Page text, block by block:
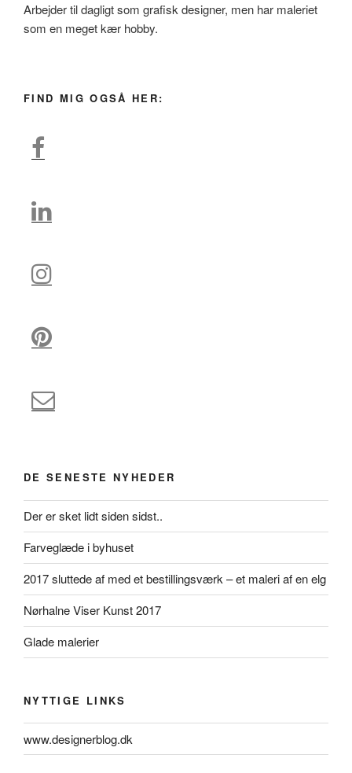
Arbejder til dagligt som grafisk designer, men har maleriet
som en meget kær hobby.
FIND MIG OGSÅ HER:
DE SENESTE NYHEDER
Der er sket lidt siden sidst..
Farveglæde i byhuset
2017 sluttede af med et bestillingsværk – et maleri af en elg
Nørhalne Viser Kunst 2017
Glade malerier
NYTTIGE LINKS
www.designerblog.dk